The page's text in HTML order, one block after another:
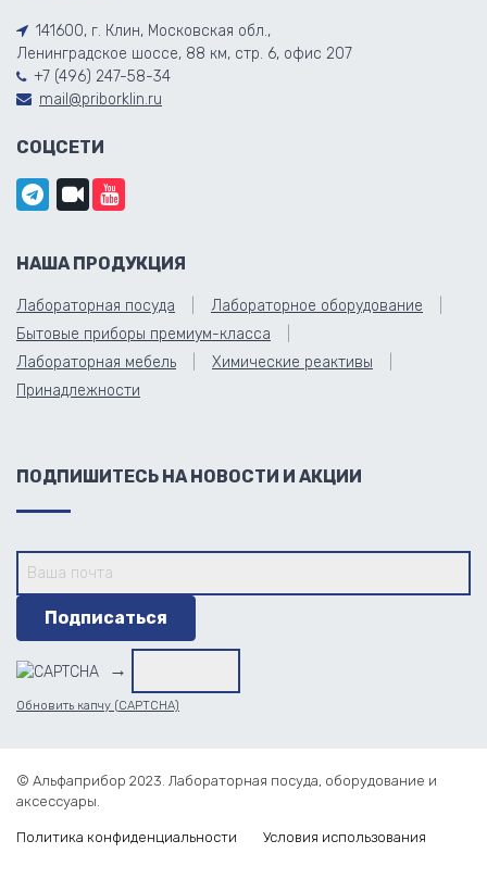
141600, г. Клин, Московская обл.,
Ленинградское шоссе, 88 км, стр. 6, офис 207
+7 (496) 247-58-34
mail@priborklin.ru
СОЦСЕТИ
НАША ПРОДУКЦИЯ
Лабораторная посуда
Лабораторное оборудование
Бытовые приборы премиум-класса
Лабораторная мебель
Химические реактивы
Принадлежности
ПОДПИШИТЕСЬ НА НОВОСТИ И АКЦИИ
→
Обновить капчу (CAPTCHA)
© Альфаприбор 2023. Лабораторная посуда, оборудование и
аксессуары.
Политика конфиденциальности Условия использования